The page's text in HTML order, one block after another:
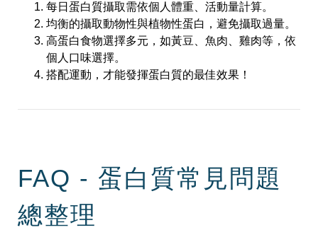
每日蛋白質攝取需依個人體重、活動量計算。
均衡的攝取動物性與植物性蛋白，避免攝取過量。
高蛋白食物選擇多元，如黃豆、魚肉、雞肉等，依
個人口味選擇。
搭配運動，才能發揮蛋白質的最佳效果！
FAQ - 蛋白質常見問題
總整理